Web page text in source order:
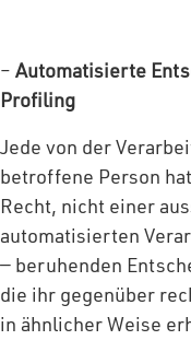
– Automatisierte
Profiling
Jede von der
betroffene Person
Recht, nicht einer
automatisierten
— beruhenden
die ihr gegenüber
in ähnlicher Weise